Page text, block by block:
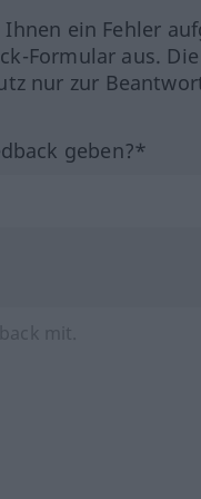
ein Fehler
Formular aus.
nur zur
geben?*